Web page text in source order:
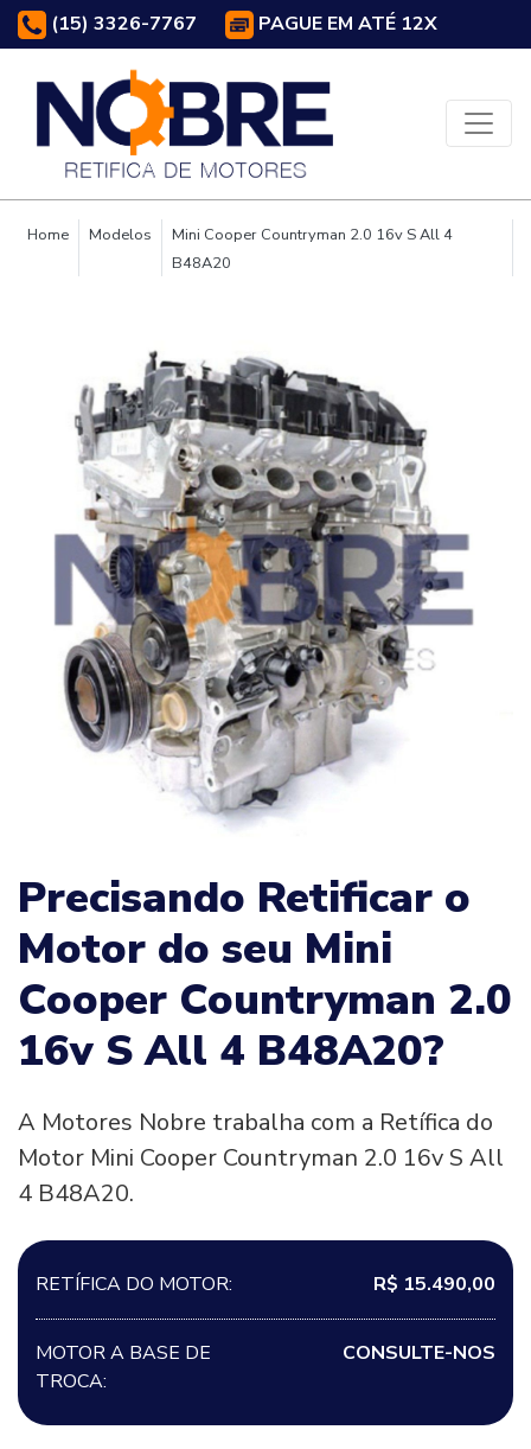
(15) 3326-7767 PAGUE EM ATÉ 12X
Home Modelos
Mini Cooper Countryman 2.0 16v S All 4
B48A20
Precisando Retificar o
Motor do seu Mini
Cooper Countryman 2.0
16v S All 4 B48A20?
A Motores Nobre trabalha com a Retífica do
Motor Mini Cooper Countryman 2.0 16v S All
4 B48A20.
RETÍFICA DO MOTOR: R$ 15.490,00
MOTOR A BASE DE
TROCA:
CONSULTE-NOS